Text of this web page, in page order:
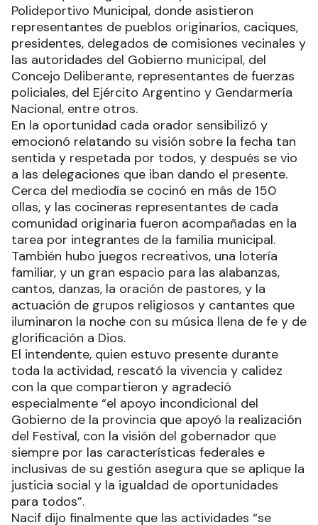
Polideportivo Municipal, donde asistieron
representantes de pueblos originarios, caciques,
presidentes, delegados de comisiones vecinales y
las autoridades del Gobierno municipal, del
Concejo Deliberante, representantes de fuerzas
policiales, del Ejército Argentino y Gendarmería
Nacional, entre otros.
En la oportunidad cada orador sensibilizó y
emocionó relatando su visión sobre la fecha tan
sentida y respetada por todos, y después se vio
a las delegaciones que iban dando el presente.
Cerca del mediodía se cocinó en más de 150
ollas, y las cocineras representantes de cada
comunidad originaria fueron acompañadas en la
tarea por integrantes de la familia municipal.
También hubo juegos recreativos, una lotería
familiar, y un gran espacio para las alabanzas,
cantos, danzas, la oración de pastores, y la
actuación de grupos religiosos y cantantes que
iluminaron la noche con su música llena de fe y de
glorificación a Dios.
El intendente, quien estuvo presente durante
toda la actividad, rescató la vivencia y calidez
con la que compartieron y agradeció
especialmente “el apoyo incondicional del
Gobierno de la provincia que apoyó la realización
del Festival, con la visión del gobernador que
siempre por las características federales e
inclusivas de su gestión asegura que se aplique la
justicia social y la igualdad de oportunidades
para todos”.
Nacif dijo finalmente que las actividades “se